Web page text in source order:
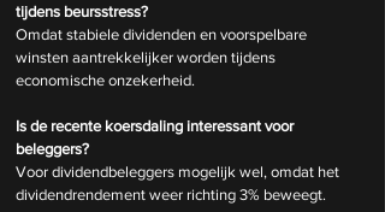
tijdens beursstress?
Omdat stabiele dividenden en voorspelbare
winsten aantrekkelijker worden tijdens
economische onzekerheid.
Is de recente koersdaling interessant voor
beleggers?
Voor dividendbeleggers mogelijk wel, omdat het
dividendrendement weer richting 3% beweegt.